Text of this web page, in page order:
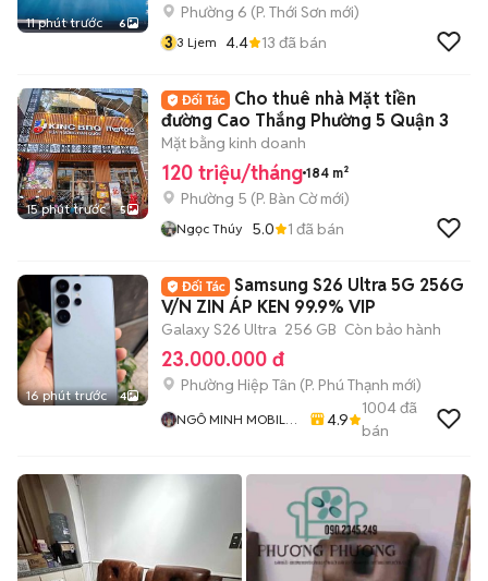
11 phút trước 6
Phường 6 (P. Thới Sơn mới)
3 3 Ljem 4.4 13 đã bán
15 phút trước 5
Cho thuê nhà Mặt tiền
đường Cao Thắng Phường 5 Quận 3
Mặt bằng kinh doanh
120 triệu/tháng 184 m²
Phường 5 (P. Bàn Cờmới)
Ngọc Thúy 5.0 1 đã bán
16 phút trước 4
Samsung S26 Ultra 5G 256G
V/N ZIN ÁP KEN 99.9% VIP
Galaxy S26 Ultra 256 GB Còn bảo hành
23.000.000 đ
Phường Hiệp Tân (P. Phú Thạnh mới)
NGÔ MINH MOBILE
4.9
1004đã
bán